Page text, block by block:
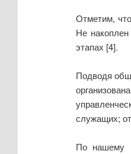
Отметим,
Не
этапах [4].
Подводя
служащих;
По нашему